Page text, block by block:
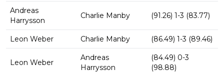
Andreas
Harrysson
Charlie Manby (91.26) 1-3 (83.77)
Leon Weber Charlie Manby (86.49) 1-3 (89.46)
Leon Weber
Andreas
Harrysson
(84.49) 0-3
(98.88)